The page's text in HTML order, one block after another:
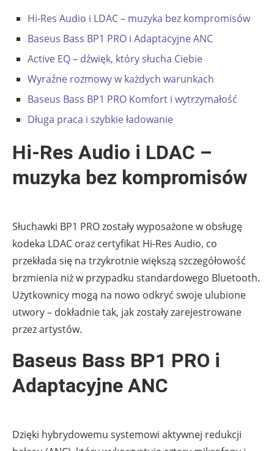
Hi-Res Audio i LDAC – muzyka bez kompromisów
Baseus Bass BP1 PRO i Adaptacyjne ANC
Active EQ – dźwięk, który słucha Ciebie
Wyraźne rozmowy w każdych warunkach
Baseus Bass BP1 PRO Komfort i wytrzymałość
Długa praca i szybkie ładowanie
Hi-Res Audio i LDAC –
muzyka bez kompromisów
Słuchawki BP1 PRO zostały wyposażone w obsługę
kodeka LDAC oraz certyfikat Hi-Res Audio, co
przekłada się na trzykrotnie większą szczegółowość
brzmienia niż w przypadku standardowego Bluetooth.
Użytkownicy mogą na nowo odkryć swoje ulubione
utwory – dokładnie tak, jak zostały zarejestrowane
przez artystów.
Baseus Bass BP1 PRO i
Adaptacyjne ANC
Dzięki hybrydowemu systemowi aktywnej redukcji